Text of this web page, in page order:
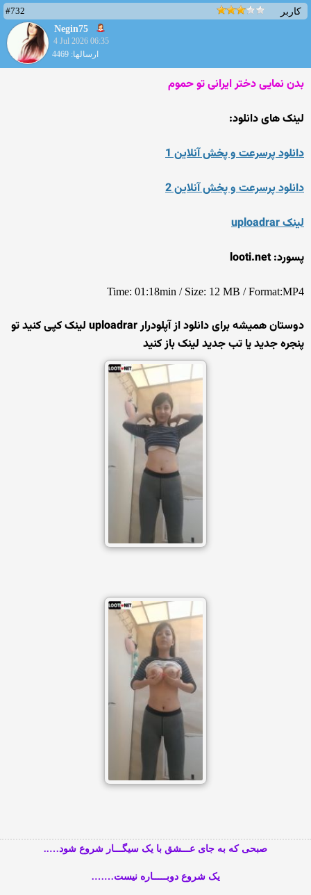
کاربر
#732
Negin75
4 Jul 2026 06:35
ارسالها: 4469
بدن نمایی دختر ایرانی تو حموم
لینک های دانلود:
دانلود پرسرعت و پخش آنلاین 1
دانلود پرسرعت و پخش آنلاین 2
لینک uploadrar
پسورد: looti.net
Time: 01:18min / Size: 12 MB / Format:MP4
دوستان همیشه برای دانلود از آپلودرار uploadrar لینک کپی کنید تو
پنجره جدید یا تب جدید لینک باز کنید
صبحی که به جای عـــشق با یک سیگـــار شروع شود…..
یک شروع دوبـــــاره نیست…….